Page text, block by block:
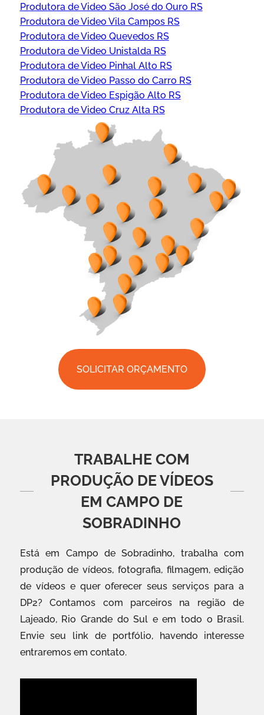
Produtora de Video São José do Ouro RS
Produtora de Video Vila Campos RS
Produtora de Video Quevedos RS
Produtora de Video Unistalda RS
Produtora de Video Pinhal Alto RS
Produtora de Video Passo do Carro RS
Produtora de Video Espigão Alto RS
Produtora de Video Cruz Alta RS
SOLICITAR ORÇAMENTO
TRABALHE COM
PRODUÇÃO DE VÍDEOS
EM CAMPO DE
SOBRADINHO
Está em Campo de Sobradinho, trabalha com
produção de vídeos, fotografia, filmagem, edição
de vídeos e quer oferecer seus serviços para a
DP2? Contamos com parceiros na região de
Lajeado, Rio Grande do Sul e em todo o Brasil.
Envie seu link de portfólio, havendo interesse
entraremos em contato.